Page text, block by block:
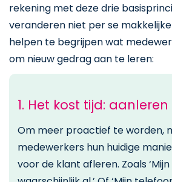
rekening met deze drie
veranderen niet per se
helpen te begrijpen wat
om nieuw gedrag aan te leren:
1. Het kost tijd:
Om meer proactief te worden,
medewerkers hun huidige
voor de klant afleren. Zoals